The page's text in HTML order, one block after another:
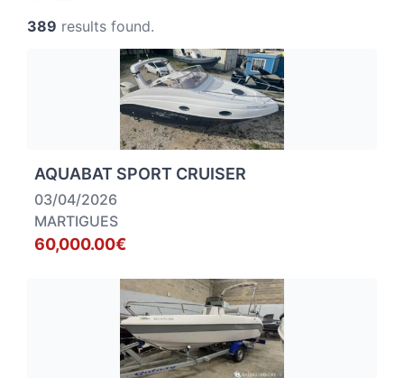
389 results found.
AQUABAT SPORT CRUISER
03/04/2026
MARTIGUES
60,000.00€